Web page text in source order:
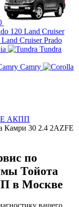
Land Cruiser
Land Cruiser Prado
Tundra
Camry
АКПП
Камри 30 2.4 2AZFE
по
Тойота
в Москве
вашего